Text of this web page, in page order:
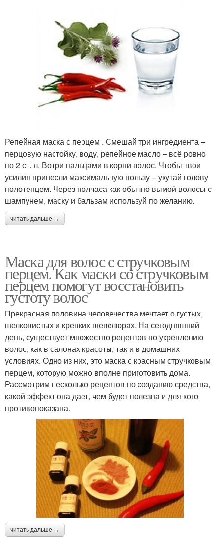
Репейная маска с перцем . Смешай три ингредиента –
перцовую настойку, воду, репейное масло – всё ровно
по 2 ст. л. Вотри пальцами в корни волос. Чтобы твои
усилия принесли максимальную пользу – укутай голову
полотенцем. Через полчаса как обычно вымой волосы с
шампунем, маску и бальзам используй по желанию.
читать дальше →
Маска для волос с стручковым
перцем. Как маски со стручковым
перцем помогут восстановить
густоту волос
Прекрасная половина человечества мечтает о густых,
шелковистых и крепких шевелюрах. На сегодняшний
день, существует множество рецептов по укреплению
волос, как в салонах красоты, так и в домашних
условиях. Одно из них, это маска с красным стручковым
перцем, которую можно вполне приготовить дома.
Рассмотрим несколько рецептов по созданию средства,
какой эффект она дает, чем будет полезна и для кого
противопоказана.
читать дальше →